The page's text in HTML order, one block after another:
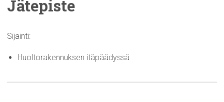
Jätepiste
Sijainti:
Huoltorakennuksen itäpäädyssä